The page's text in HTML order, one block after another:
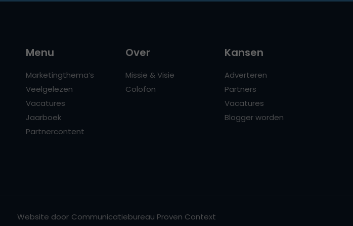
Menu
Marketingthema’s
Veelgelezen
Vacatures
Jaarboek
Partnercontent
Over
Missie & Visie
Colofon
Kansen
Adverteren
Partners
Vacatures
Blogger worden
Website door Communicatiebureau Proven Context